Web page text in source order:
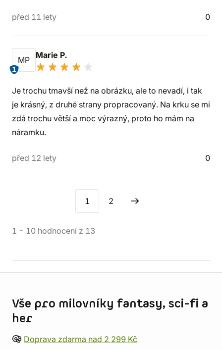
před 11 lety 0
MP
1
Marie P.
Je trochu tmavší než na obrázku, ale to nevadí, i tak
je krásný, z druhé strany propracovaný. Na krku se mi
zdá trochu větší a moc výrazný, proto ho mám na
náramku.
před 12 lety 0
1 2
1 - 10 hodnocení z 13
Vše pro milovníky fantasy, sci-fi a
her
Doprava zdarma nad 2 299 Kč